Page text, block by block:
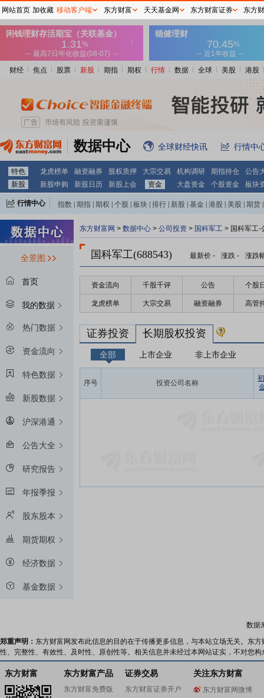
财经 焦点 股票 新股 期指 期权 行情 数据 全球 美股 港股
数据中心 全球财经快讯 行情中
特色 龙虎榜单 融资融券 股权质押 大宗交易 机构调研 期指持仓
公告
新股
新股申购 新股日历 新股上会 资金 大盘资金 个股资金 板块
行情中心 指数 期指 期权 个股 板块 排行 新股 基金 港股 美股 期货
全景图
首页
我的数据
热门数据
资金流向
特色数据
新股数据
沪深港通
公告大全
研究报告
年报季报
股东股本
期货期权
经济数据
基金数据
东方财富网 > 数据中心 > 公司投资 > 国科军工 > 国科军工-
国科军工(688543) 最新价 - 涨跌 - 涨跌
资金流向 千股千评 公告 个股
龙虎榜单 大宗交易 融资融券 高管
证券投资 长期股权投资
全部 上市企业 非上市企业
序号 投资公司名称
数据
郑重声明： 东方财富网发布此信息的目的在于传播更多信息，与本站立场无关。东
性、完整性、有效性、及时性、原创性等。相关信息并未经过本网站证实，不对您
东方财富 东方财富产品
东方财富免费版
证券交易
东方财富证券开户
关注东方财富
东方财富网微博
网站首页 加收藏 移动客户端 东方财富 天天基金网 东方财富证券 东方